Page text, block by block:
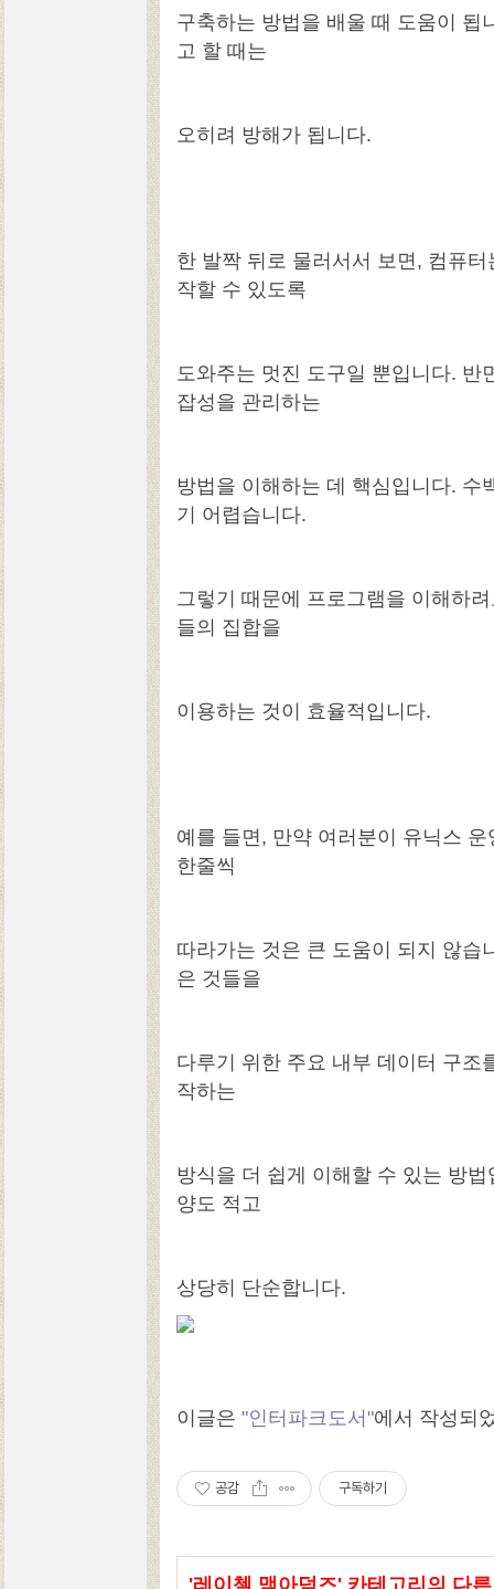
구축하는 방법을 배울 때 도움이 됩
고 할 때는
오히려 방해가 됩니다.
한 발짝 뒤로 물러서서 보면, 컴퓨
작할 수 있도록
도와주는 멋진 도구일 뿐입니다. 반
잡성을 관리하는
방법을 이해하는 데 핵심입니다. 수
기 어렵습니다.
그렇기 때문에 프로그램을 이해하
들의 집합을
이용하는 것이 효율적입니다.
예를 들면, 만약 여러분이 유닉스
한줄씩
따라가는 것은 큰 도움이 되지 않습
은 것들을
다루기 위한 주요 내부 데이터 구조
작하는
방식을 더 쉽게 이해할 수 있는 방
양도 적고
상당히 단순합니다.
이글은 "인터파크도서"에서 작성되
공감 구독하기
'레이첼 맥아덤즈' 카테고리의 다